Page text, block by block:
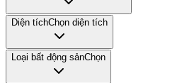
Diện tíchChọn diện tích
Loại bất động sảnChọn